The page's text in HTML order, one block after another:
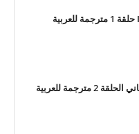
للعربية